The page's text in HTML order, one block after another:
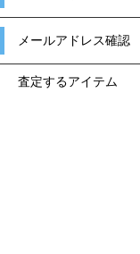
メールアドレス確認
査定するアイテム